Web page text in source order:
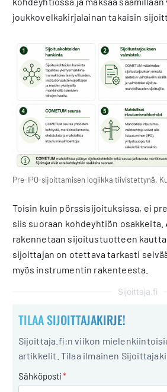
joukkovelkakirjalainan takaisin
Pre-IPO-sijoittamisen logiikka tiivistettynä.
Toisin kuin pörssisijoituksissa, ei
siis suoraan kohdeyhtiön
rakennetaan sijoitustuotteen
sijoittajan on otettava tarkasti
myös instrumentin rakenteesta.
Sijoittaja.fi
TILAA SIJOITTAJAKIRJE!
Sijoittaja.fi:n viikon
artikkelit. Tilaa ilmainen
Sähköposti*